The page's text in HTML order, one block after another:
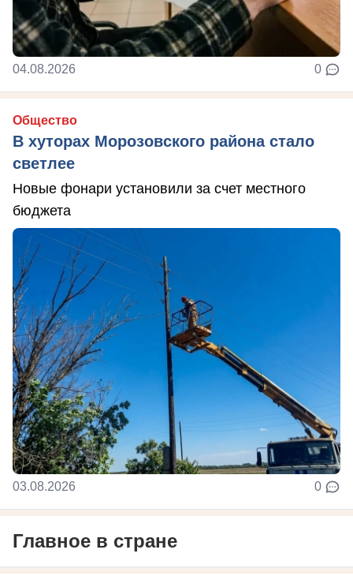
04.08.2026 0
Общество
В хуторах Морозовского района стало
светлее
Новые фонари установили за счет местного
бюджета
03.08.2026 0
Главное в стране